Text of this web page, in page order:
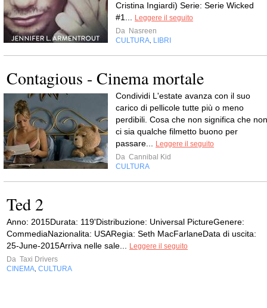
Cristina Ingiardi) Serie: Serie Wicked
#1...
Leggere il seguito
Da Nasreen
CULTURA LIBRI
Contagious - Cinema mortale
Condividi L'estate avanza con il suo
carico di pellicole tutte più o meno
perdibili. Cosa che non significa che non
ci sia qualche filmetto buono per
passare...
Leggere il seguito
Da Cannibal Kid
CULTURA
Ted 2
Anno: 2015Durata: 119'Distribuzione: Universal PictureGenere:
CommediaNazionalita: USARegia: Seth MacFarlaneData di uscita:
25-June-2015Arriva nelle sale...
Leggere il seguito
Da Taxi Drivers
CINEMA CULTURA